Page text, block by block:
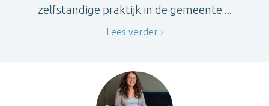
zelfstandige praktijk in de gemeente ...
Lees verder